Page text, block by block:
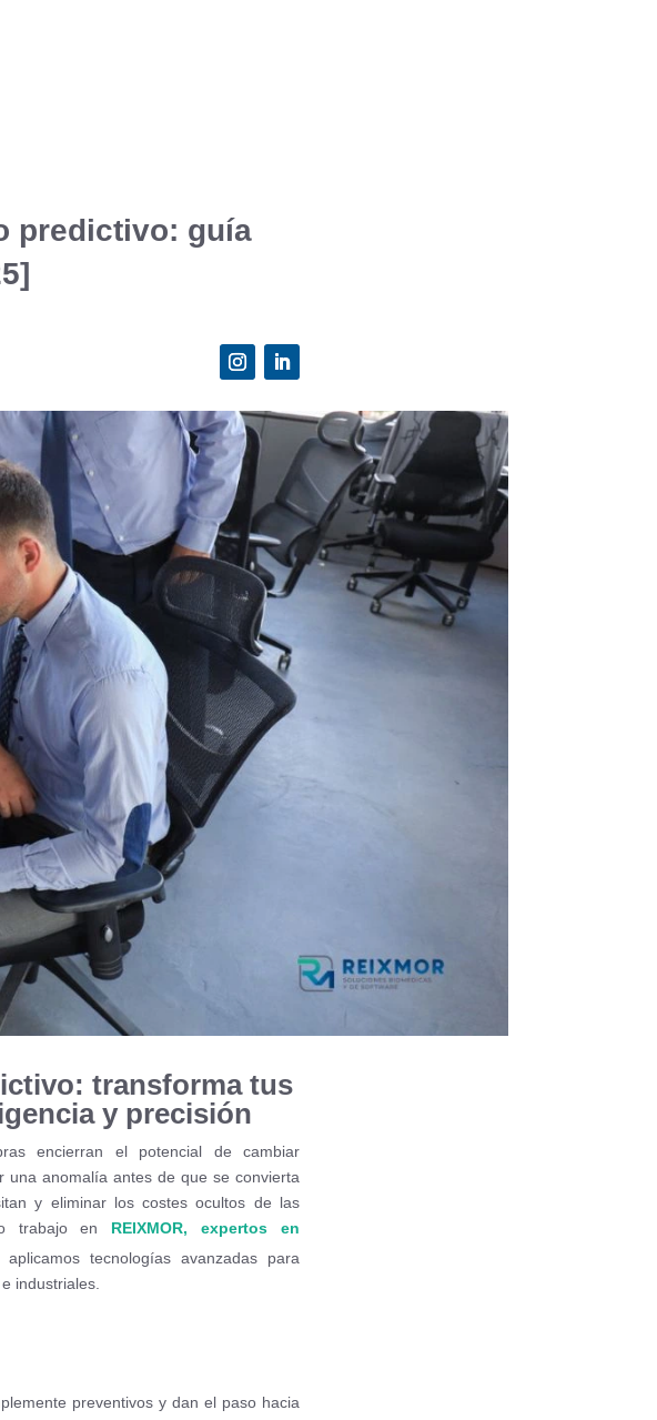
predictivo: guía
transforma tus
y precisión
encierran el potencial de cambiar
una anomalía antes de que se convierta
y eliminar los costes ocultos de las
trabajo en REIXMOR, expertos en
aplicamos tecnologías avanzadas para
industriales.
preventivos y dan el paso hacia